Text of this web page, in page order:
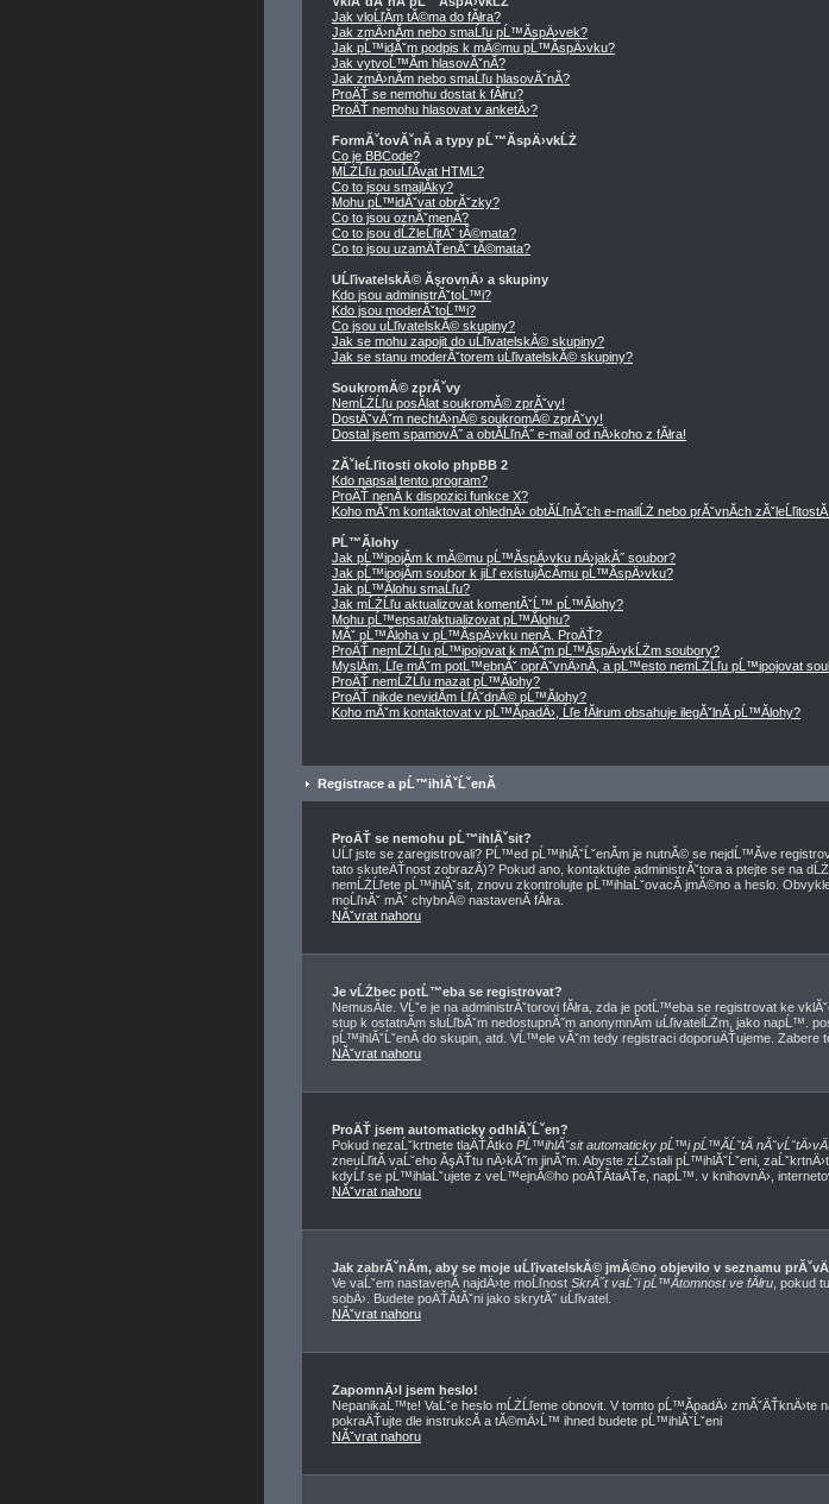
Jak vloĹľĂ­m tĂ©ma do fĂłra?
Jak zmÄ›nĂ­m nebo smaĹľu pĹ™Ă­spÄ›vek?
Jak pĹ™idĂˇm podpis k mĂ©mu pĹ™Ă­spÄ›vku?
Jak vytvoĹ™Ă­m hlasovĂˇnĂ­?
Jak zmÄ›nĂ­m nebo smaĹľu hlasovĂˇnĂ­?
ProÄŤ se nemohu dostat k fĂłru?
ProÄŤ nemohu hlasovat v anketÄ›?
FormĂˇtovĂˇnĂ­ a typy pĹ™Ă­spÄ›vkĹŻ
Co je BBCode?
MĹŻĹľu pouĹľĂ­vat HTML?
Co to jsou smajlĂ­ky?
Mohu pĹ™idĂˇvat obrĂˇzky?
Co to jsou oznĂˇmenĂ­?
Co to jsou dĹŻleĹľitĂˇ tĂ©mata?
Co to jsou uzamÄŤenĂˇ tĂ©mata?
UĹľivatelskĂ© ĂşrovnÄ› a skupiny
Kdo jsou administrĂˇtoĹ™i?
Kdo jsou moderĂˇtoĹ™i?
Co jsou uĹľivatelskĂ© skupiny?
Jak se mohu zapojit do uĹľivatelskĂ© skupiny?
Jak se stanu moderĂˇtorem uĹľivatelskĂ© skupiny?
SoukromĂ© zprĂˇvy
NemĹŻĹľu posĂ­lat soukromĂ© zprĂˇvy!
DostĂˇvĂˇm nechtÄ›nĂ© soukromĂ© zprĂˇvy!
Dostal jsem spamovĂ˝ a obtĂ­ĹľnĂ˝ e-mail od nÄ›koho z fĂłra!
ZĂˇleĹľitosti okolo phpBB 2
Kdo napsal tento program?
ProÄŤ nenĂ­ k dispozici funkce X?
Koho mĂˇm kontaktovat ohlednÄ› obtĂ­ĹľnĂ˝ch e-mailĹŻ nebo prĂˇvnĂ­ch
PĹ™Ă­lohy
Jak pĹ™ipojĂ­m k mĂ©mu pĹ™Ă­spÄ›vku nÄ›jakĂ˝ soubor?
Jak pĹ™ipojĂ­m soubor k jiĹľ existujĂ­cĂ­mu pĹ™Ă­spÄ›vku?
Jak pĹ™Ă­lohu smaĹľu?
Jak mĹŻĹľu aktualizovat komentĂˇĹ™ pĹ™Ă­lohy?
Mohu pĹ™epsat/aktualizovat pĹ™Ă­lohu?
MĂˇ pĹ™Ă­loha v pĹ™Ă­spÄ›vku nenĂ­. ProÄŤ?
ProÄŤ nemĹŻĹľu pĹ™ipojovat k mĂ˝m pĹ™Ă­spÄ›vkĹŻm soubory?
MyslĂ­m, Ĺľe mĂˇm potĹ™ebnĂˇ oprĂˇvnÄ›nĂ­, a pĹ™esto nemĹŻĹľu pĹ™ipojovat
ProÄŤ nemĹŻĹľu mazat pĹ™Ă­lohy?
ProÄŤ nikde nevidĂ­m ĹľĂˇdnĂ© pĹ™Ă­lohy?
Koho mĂˇm kontaktovat v pĹ™Ă­padÄ›, Ĺľe fĂłrum obsahuje ilegĂˇlnĂ­ pĹ™Ă­lohy?
Registrace a pĹ™ihlĂˇĹˇenĂ­
ProÄŤ se nemohu pĹ™ihlĂˇsit?
UĹľ jste se zaregistrovali? PĹ™ed pĹ™ihlĂˇĹˇenĂ­m je nutnĂ© se nejdĹ™Ă­ve
tato skuteÄŤnost zobrazĂ­)? Pokud ano, kontaktujte administrĂˇtora a ptejte se na
nemĹŻĹľete pĹ™ihlĂˇsit, znovu zkontrolujte pĹ™ihlaĹˇovacĂ­ jmĂ©no a heslo.
moĹľnĂˇ mĂˇ chybnĂ© nastavenĂ­ fĂłra.
NĂˇvrat nahoru
Je vĹŻbec potĹ™eba se registrovat?
NemusĂ­te. VĹˇe je na administrĂˇtorovi fĂłra, zda je potĹ™eba se registrovat ke
stup k ostatnĂ­m sluĹľbĂˇm nedostupnĂ˝m anonymnĂ­m uĹľivatelĹŻm, jako napĹ™.
pĹ™ihlĂˇĹˇenĂ­ do skupin, atd. VĹ™ele vĂˇm tedy registraci doporuÄŤujeme. Zabere
NĂˇvrat nahoru
ProÄŤ jsem automaticky odhlĂˇĹˇen?
Pokud nezaĹˇkrtnete tlaÄŤĂ­tko PĹ™ihlĂˇsit automaticky pĹ™i pĹ™Ă­ĹˇtĂ­
zneuĹľitĂ­ vaĹˇeho ĂşÄŤtu nÄ›kĂ˝m jinĂ˝m. Abyste zĹŻstali pĹ™ihlĂˇĹˇeni,
kdyĹľ se pĹ™ihlaĹˇujete z veĹ™ejnĂ©ho poÄŤĂ­taÄŤe, napĹ™. v knihovnÄ›,
NĂˇvrat nahoru
Jak zabrĂˇnĂ­m, aby se moje uĹľivatelskĂ© jmĂ©no objevilo v seznamu
Ve vaĹˇem nastavenĂ­ najdÄ›te moĹľnost SkrĂ˝t vaĹˇi pĹ™Ă­tomnost ve fĂłru , pokud
sobÄ›. Budete poÄŤĂ­tĂˇni jako skrytĂ˝ uĹľivatel.
NĂˇvrat nahoru
ZapomnÄ›l jsem heslo!
NepanikaĹ™te! VaĹˇe heslo mĹŻĹľeme obnovit. V tomto pĹ™Ă­padÄ› zmĂˇÄŤknÄ›te
pokraÄŤujte dle instrukcĂ­ a tĂ©mÄ›Ĺ™ ihned budete pĹ™ihlĂˇĹˇeni
NĂˇvrat nahoru